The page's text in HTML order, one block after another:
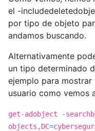
el -
por tipo de objeto
andamos buscando.
Alternativamente
un tipo determinado
ejemplo para mostrar
usuario como vemos
get-adobject -